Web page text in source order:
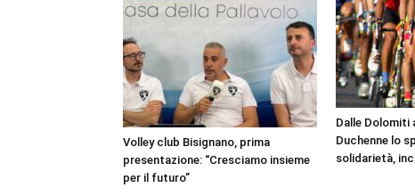
Volley club Bisignano, prima
presentazione: “Cresciamo insieme
per il futuro”
Dalle Dolomiti
Duchenne lo
solidarietà,